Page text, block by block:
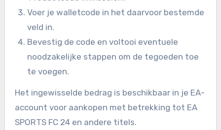
Voer je walletcode in het daarvoor bestemde
veld in.
Bevestig de code en voltooi eventuele
noodzakelijke stappen om de tegoeden toe
te voegen.
Het ingewisselde bedrag is beschikbaar in je EA-
account voor aankopen met betrekking tot EA
SPORTS FC 24 en andere titels.